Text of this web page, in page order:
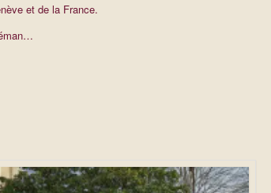
et de la France.